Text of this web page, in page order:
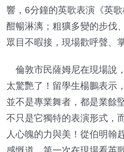
響，6分鐘的英歌表演《英歌
酣暢淋漓；粗獷多變的步伐
眾目不暇接，現場歡呼聲、
倫敦市民薩姆尼在現場說
太驚艷了！留學生楊鵬表示
並不是專業舞者，都是業餘
不只是它獨特的表演形式，
人心魄的力與美！從伯明翰